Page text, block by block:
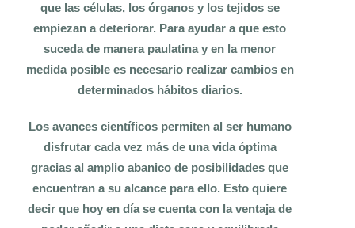
que las células, los órganos y los tejidos se
empiezan a deteriorar. Para ayudar a que esto
suceda de manera paulatina y en la menor
medida posible es necesario realizar cambios en
determinados hábitos diarios.
Los avances científicos permiten al ser humano
disfrutar cada vez más de una vida óptima
gracias al amplio abanico de posibilidades que
encuentran a su alcance para ello. Esto quiere
decir que hoy en día se cuenta con la ventaja de